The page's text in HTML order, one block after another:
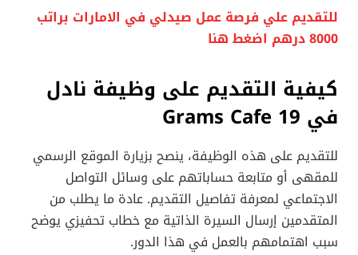
للتقديم علي فرصة عمل صيدلي في الامارات براتب
8000 درهم اضغط هنا
كيفية التقديم على وظيفة نادل
في 19 Grams Cafe
للتقديم على هذه الوظيفة، ينصح بزيارة الموقع الرسمي
للمقهى أو متابعة حساباتهم على وسائل التواصل
الاجتماعي لمعرفة تفاصيل التقديم. عادة ما يطلب من
المتقدمين إرسال السيرة الذاتية مع خطاب تحفيزي يوضح
سبب اهتمامهم بالعمل في هذا الدور.